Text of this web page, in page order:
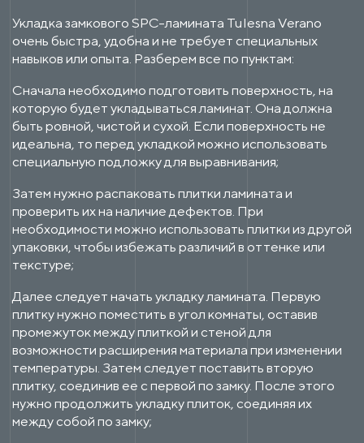
Укладка замкового SPC-ламината Tulesna Verano
очень быстра, удобна и не требует специальных
навыков или опыта. Разберем все по пунктам:
Сначала необходимо подготовить поверхность, на
которую будет укладываться ламинат. Она должна
быть ровной, чистой и сухой. Если поверхность не
идеальна, то перед укладкой можно использовать
специальную подложку для выравнивания;
Затем нужно распаковать плитки ламината и
проверить их на наличие дефектов. При
необходимости можно использовать плитки из другой
упаковки, чтобы избежать различий в оттенке или
текстуре;
Далее следует начать укладку ламината. Первую
плитку нужно поместить в угол комнаты, оставив
промежуток между плиткой и стеной для
возможности расширения материала при изменении
температуры. Затем следует поставить вторую
плитку, соединив ее с первой по замку. После этого
нужно продолжить укладку плиток, соединяя их
между собой по замку;